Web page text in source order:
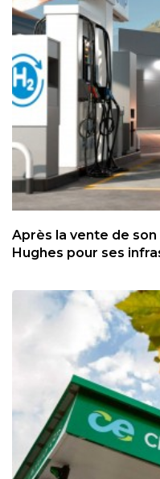
Après la vente de son
Hughes pour ses